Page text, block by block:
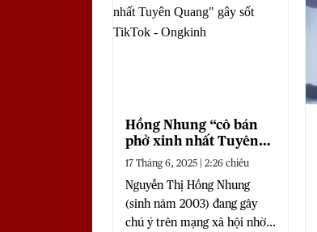
Hồng Nhung “cô bán
phở xinh nhất Tuyên
Quang” gây sốt TikTok
17 Tháng 6, 2025 | 2:26 chiều
Nguyễn Thị Hồng Nhung
(sinh năm 2003) đang gây
chú ý trên mạng xã hội nhờ...